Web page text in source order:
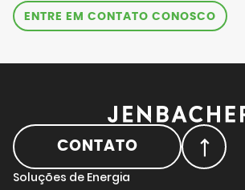
ENTRE EM CONTATO CONOSCO
CONTATO
Soluções de Energia